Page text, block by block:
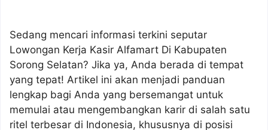
Sedang mencari informasi terkini seputar
Lowongan Kerja Kasir Alfamart Di Kabupaten
Sorong Selatan? Jika ya, Anda berada di tempat
yang tepat! Artikel ini akan menjadi panduan
lengkap bagi Anda yang bersemangat untuk
memulai atau mengembangkan karir di salah satu
ritel terbesar di Indonesia, khususnya di posisi